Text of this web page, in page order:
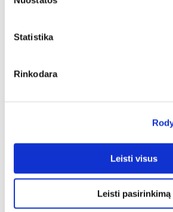
Statistika
Rinkodara
Leisti visus
Leisti pasirinkimą